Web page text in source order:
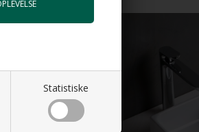
Statistiske